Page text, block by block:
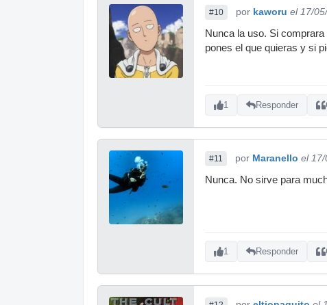
#10 por kaworu el 17/
Nunca la uso. Si
pones el que quieras y si
1 Responder
#11 por Maranello el
Nunca. No sirve para
1 Responder